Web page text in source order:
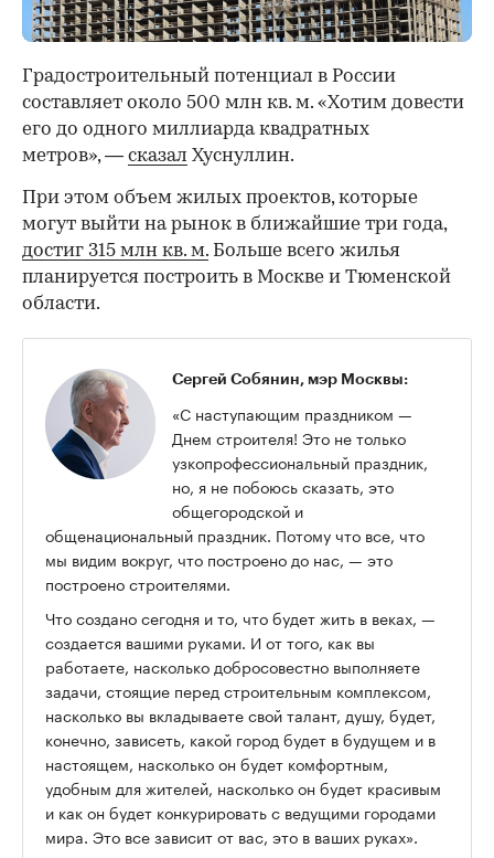
Градостроительный потенциал в России
составляет около 500 млн кв. м. «Хотим довести
его до одного миллиарда квадратных
метров», — сказал Хуснуллин.
При этом объем жилых проектов, которые
могут выйти на рынок в ближайшие три года,
достиг 315 млн кв. м. Больше всего жилья
планируется построить в Москве и Тюменской
области.
Сергей Собянин, мэр Москвы:
«C наступающим праздником —
Днем строителя! Это не только
узкопрофессиональный праздник,
но, я не побоюсь сказать, это
общегородской и
общенациональный праздник. Потому что все, что
мы видим вокруг, что построено до нас, — это
построено строителями.
Что создано сегодня и то, что будет жить в веках, —
создается вашими руками. И от того, как вы
работаете, насколько добросовестно выполняете
задачи, стоящие перед строительным комплексом,
насколько вы вкладываете свой талант, душу, будет,
конечно, зависеть, какой город будет в будущем и в
настоящем, насколько он будет комфортным,
удобным для жителей, насколько он будет красивым
и как он будет конкурировать с ведущими городами
мира. Это все зависит от вас, это в ваших руках».